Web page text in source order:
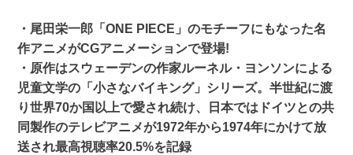
・尾田栄一郎「ONE PIECE」のモチーフにもなった名
作アニメがCGアニメーションで登場!
・原作はスウェーデンの作家ルーネル・ヨンソンによる
児童文学の「小さなバイキング」シリーズ。半世紀に渡
り世界70か国以上で愛され続け、日本ではドイツとの共
同製作のテレビアニメが1972年から1974年にかけて放
送され最高視聴率20.5%を記録